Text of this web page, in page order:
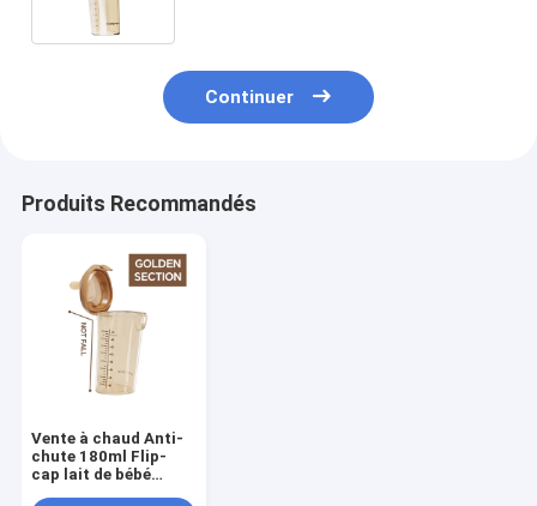
Continuer
Produits Recommandés
Vente à chaud Anti-
chute 180ml Flip-
cap lait de bébé